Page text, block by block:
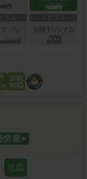
地図